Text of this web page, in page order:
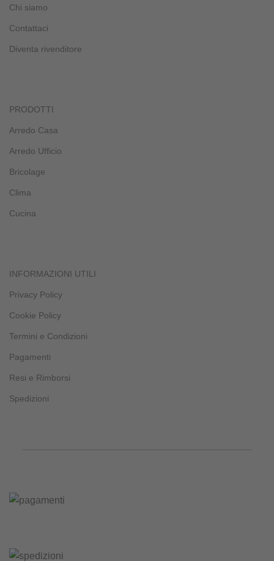
Chi siamo
Contattaci
Diventa rivenditore
PRODOTTI
Arredo Casa
Arredo Ufficio
Bricolage
Clima
Cucina
INFORMAZIONI UTILI
Privacy Policy
Cookie Policy
Termini e Condizioni
Pagamenti
Resi e Rimborsi
Spedizioni